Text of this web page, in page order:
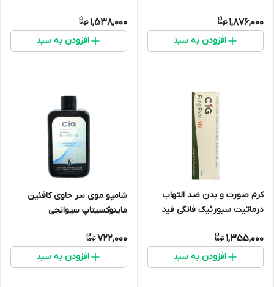
1,876,000
افزودن به سبد
1,538,000
افزودن به سبد
کرم صورت و بدن ضد التهاب
درماتیت سبورئیک فانگی فید
1,355,000
افزودن به سبد
شامپو موی سر حاوی کافئین
ماینوکسیتاپ سیوانجی
722,000
افزودن به سبد